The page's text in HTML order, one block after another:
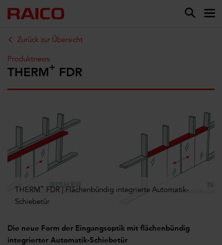
Zurück zur Übersicht
Produktnews
THERM+ FDR
THERM+ FDR | Flächenbündig integrierte Automatik-
Schiebetür
Die neue Form der Eingangsoptik mit flächenbündig
integrierter Automatik-Schiebetür